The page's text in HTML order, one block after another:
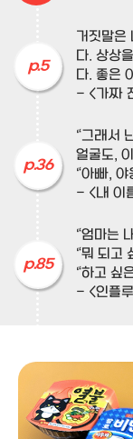
p.5
거짓말은
다. 상상
다. 좋은
- <가짜
p.36
“그래서
얼굴도,
“아빠, 야
- <내 이
p.85
“엄마는
“뭐 되고
“하고 싶
- <인플